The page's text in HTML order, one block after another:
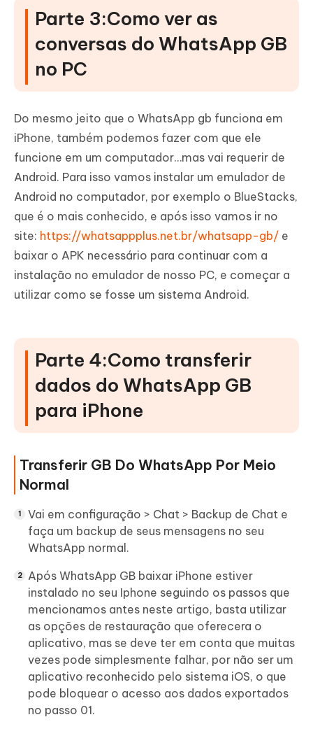
Parte 3:Como ver as
conversas do WhatsApp GB
no PC
Do mesmo jeito que o WhatsApp gb funciona em
iPhone, também podemos fazer com que ele
funcione em um computador…mas vai requerir de
Android. Para isso vamos instalar um emulador de
Android no computador, por exemplo o BlueStacks,
que é o mais conhecido, e após isso vamos ir no
site: https://whatsappplus.net.br/whatsapp-gb/ e
baixar o APK necessário para continuar com a
instalação no emulador de nosso PC, e começar a
utilizar como se fosse um sistema Android.
Parte 4:Como transferir
dados do WhatsApp GB
para iPhone
Transferir GB Do WhatsApp Por Meio
Normal
Vai em configuração > Chat > Backup de Chat e
faça um backup de seus mensagens no seu
WhatsApp normal.
Após WhatsApp GB baixar iPhone estiver
instalado no seu Iphone seguindo os passos que
mencionamos antes neste artigo, basta utilizar
as opções de restauração que oferecera o
aplicativo, mas se deve ter em conta que muitas
vezes pode simplesmente falhar, por não ser um
aplicativo reconhecido pelo sistema iOS, o que
pode bloquear o acesso aos dados exportados
no passo 01.